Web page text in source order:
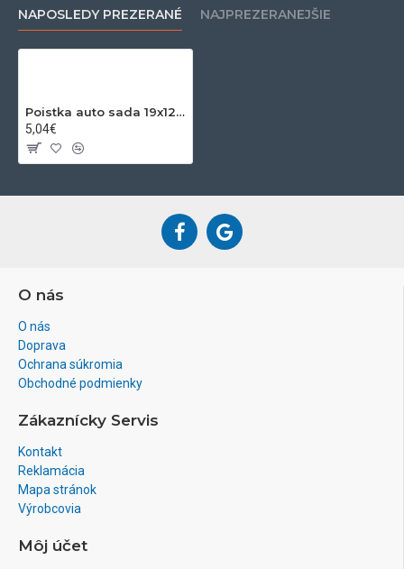
NAPOSLEDY PREZERANÉ NAJPREZERANEJŠIE
Poistka auto sada 19x12mm 5-40A, 45ks
5,04€
O nás
O nás
Doprava
Ochrana súkromia
Obchodné podmienky
Zákaznícky Servis
Kontakt
Reklamácia
Mapa stránok
Výrobcovia
Môj účet